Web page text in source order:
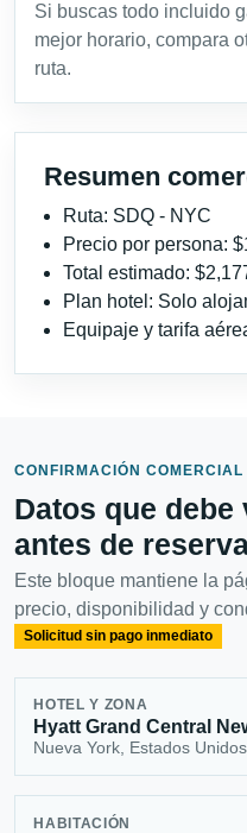
Si buscas todo incluido
mejor horario, compara
ruta.
Resumen
Ruta: SDQ - NYC
Precio por persona:
Total estimado:
Plan hotel: Solo
Equipaje y tarifa
CONFIRMACIÓN COMERCIAL
Datos que
antes de
Este bloque mantiene la
precio, disponibilidad y
Solicitud sin pago inmediato
HOTEL Y ZONA
Hyatt Grand Central
Nueva York, Estados Unidos
HABITACIÓN